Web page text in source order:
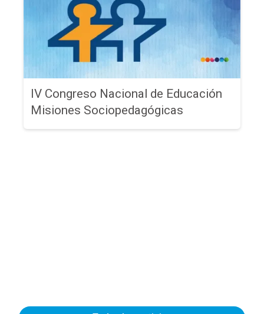
IV Congreso Nacional de Educación
Misiones Sociopedagógicas